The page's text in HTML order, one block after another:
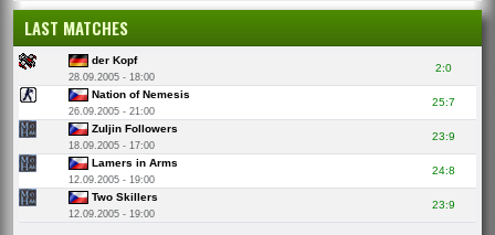
LAST MATCHES
der Kopf
28.09.2005 - 18:00
2:0
Nation of Nemesis
26.09.2005 - 21:00
25:7
Zuljin Followers
18.09.2005 - 17:00
23:9
Lamers in Arms
12.09.2005 - 19:00
24:8
Two Skillers
12.09.2005 - 19:00
23:9